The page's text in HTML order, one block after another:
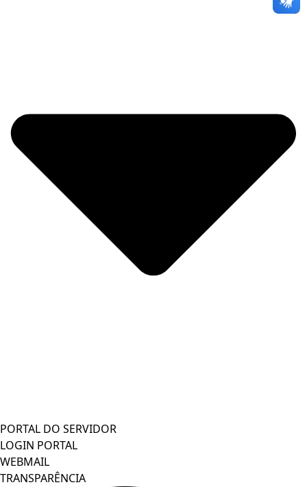
PORTAL DO SERVIDOR
LOGIN PORTAL
WEBMAIL
TRANSPARÊNCIA